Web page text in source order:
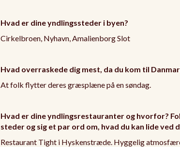
Hvad er dine yndlingssteder i byen?
Cirkelbroen, Nyhavn, Amalienborg Slot
Hvad overraskede dig mest, da du kom til
At folk flytter deres græsplæne på en søndag.
Hvad er dine yndlingsrestauranter og hvorfor?
steder og sig et par ord om, hvad du kan lide ved
Restaurant Tight i Hyskenstræde. Hyggelig